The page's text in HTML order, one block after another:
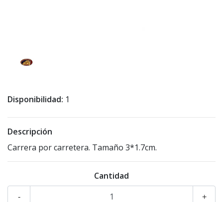
Disponibilidad: 1
Descripción
Carrera por carretera. Tamaño 3*1.7cm.
Cantidad
+
-